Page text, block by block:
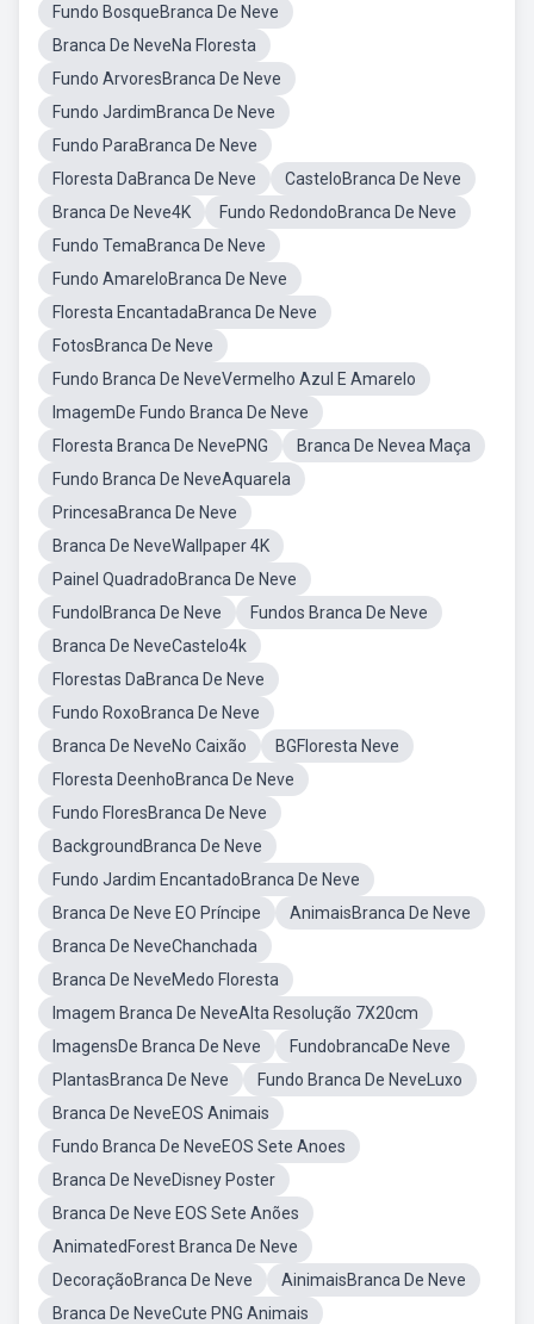
Fundo BosqueBranca De Neve
Branca De NeveNa Floresta
Fundo ArvoresBranca De Neve
Fundo JardimBranca De Neve
Fundo ParaBranca De Neve
Floresta DaBranca De Neve
CasteloBranca De Neve
Branca De Neve4K
Fundo RedondoBranca De Neve
Fundo TemaBranca De Neve
Fundo AmareloBranca De Neve
Floresta EncantadaBranca De Neve
FotosBranca De Neve
Fundo Branca De NeveVermelho Azul E Amarelo
ImagemDe Fundo Branca De Neve
Floresta Branca De NevePNG
Branca De Nevea Maça
Fundo Branca De NeveAquarela
PrincesaBranca De Neve
Branca De NeveWallpaper 4K
Painel QuadradoBranca De Neve
FundolBranca De Neve
Fundos Branca De Neve
Branca De NeveCastelo4k
Florestas DaBranca De Neve
Fundo RoxoBranca De Neve
Branca De NeveNo Caixão
BGFloresta Neve
Floresta DeenhoBranca De Neve
Fundo FloresBranca De Neve
BackgroundBranca De Neve
Fundo Jardim EncantadoBranca De Neve
Branca De Neve EO Príncipe
AnimaisBranca De Neve
Branca De NeveChanchada
Branca De NeveMedo Floresta
Imagem Branca De NeveAlta Resolução 7X20cm
ImagensDe Branca De Neve
FundobrancaDe Neve
PlantasBranca De Neve
Fundo Branca De NeveLuxo
Branca De NeveEOS Animais
Fundo Branca De NeveEOS Sete Anoes
Branca De NeveDisney Poster
Branca De Neve EOS Sete Anões
AnimatedForest Branca De Neve
DecoraçãoBranca De Neve
AinimaisBranca De Neve
Branca De NeveCute PNG Animais